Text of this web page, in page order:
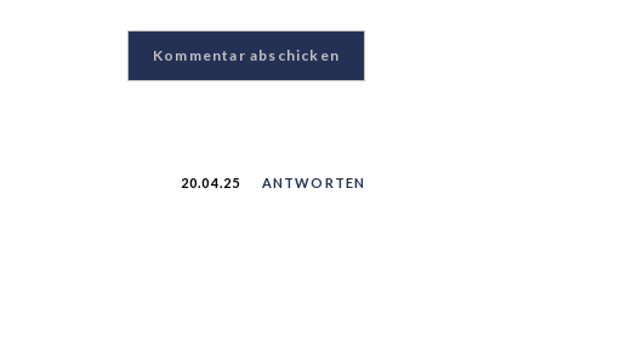
20.04.25 ANTWORTEN